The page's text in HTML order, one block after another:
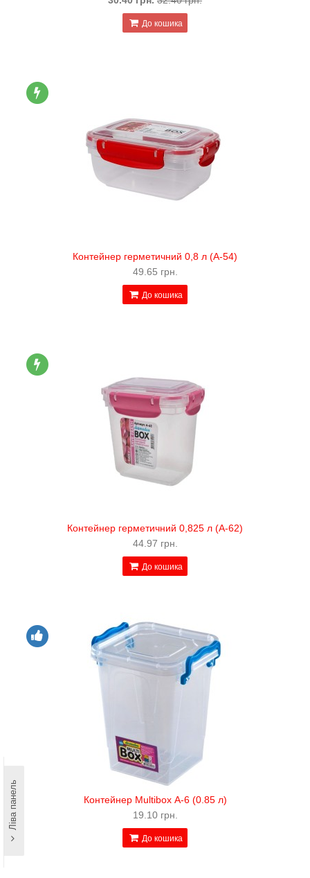
До кошика
Контейнер герметичний 0,8 л (А-54)
49.65 грн.
До кошика
Контейнер герметичний 0,825 л (А-62)
44.97 грн.
До кошика
Контейнер Multibox А-6 (0.85 л)
19.10 грн.
До кошика
Ліва панель